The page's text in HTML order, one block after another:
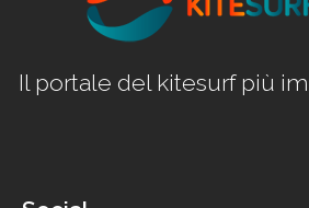
Il portale del kitesurf più